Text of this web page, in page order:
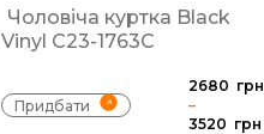
Чоловіча куртка Black
Vinyl С23-1763С
Придбати
2680 грн
–
3520 грн